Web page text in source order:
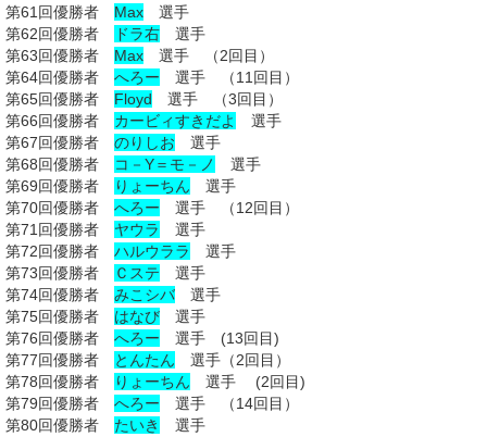
第61回優勝者 Max 選手
第62回優勝者
ドラ右 選手
第63回優勝者 Max 選手 （2回目）
第64回優勝者 へろー 選手 （11回目）
第65回優勝者 Floyd 選手 （3回目）
第66回優勝者 カービィすきだよ
選手
第67回優勝者 のりしお 選手
第68回優勝者
コ－Y＝モ－ノ
選手
第69回優勝者
りょーちん 選手
第70回優勝者 へろー 選手 （12回目）
第71回優勝者 ヤウラ
選手
第72回優勝者 ハルウララ
選手
第73回優勝者
Ｃステ 選手
第74回優勝者 みこシバ 選手
第75回優勝者 はなび 選手
第76回優勝者 へろー 選手 (13回目)
第77回優勝者
とんたん 選手（2回目）
第78回優勝者
りょーちん 選手 (2回目)
第79回優勝者 へろー 選手 （14回目）
第80回優勝者 たいき
選手